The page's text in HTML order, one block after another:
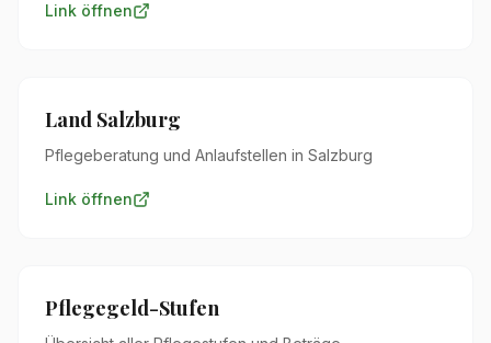
Link öffnen
Land Salzburg
Pflegeberatung und Anlaufstellen in Salzburg
Link öffnen
Pflegegeld-Stufen